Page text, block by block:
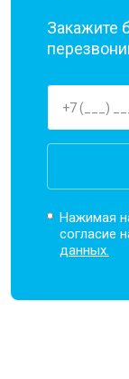
Закажите
Нажимая
согласие
данных.